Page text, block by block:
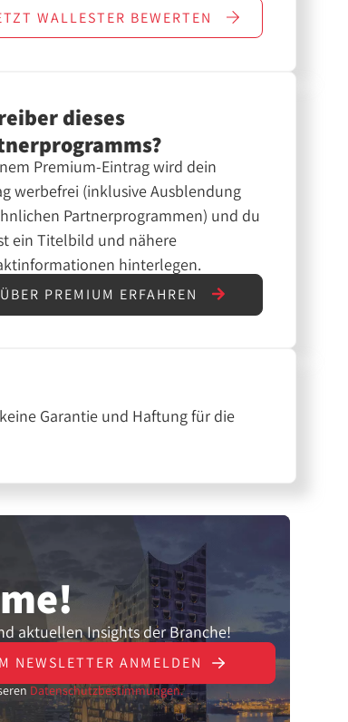
WALLESTER BEWERTEN
dieses
Premium-Eintrag wird dein
werbefrei (inklusive Ausblendung
Partnerprogrammen) und du
ein Titelbild und nähere
hinterlegen.
ÜBER PREMIUM ERFAHREN
Garantie und Haftung für die
aktuellen Insights der Branche!
NEWSLETTER ANMELDEN
Datenschutzbestimmungen.